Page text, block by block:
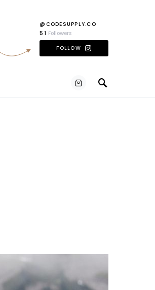
@CODESUPPLY.CO
51 Followers
FOLLOW